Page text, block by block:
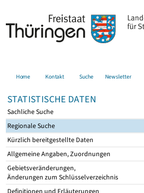
Home Kontakt Suche Newsletter
STATISTISCHE DATEN
Sachliche Suche
Regionale Suche
Kürzlich bereitgestellte Daten
Allgemeine Angaben, Zuordnungen
Gebietsveränderungen,
Änderungen zum Schlüsselverzeichnis